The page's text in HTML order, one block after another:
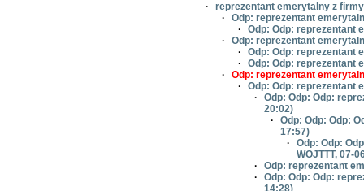
·
reprezentant emerytalny z
·
Odp: reprezentant
·
Odp: Odp: reprezentant
·
Odp: reprezentant
·
Odp: Odp: reprezentant
·
Odp: Odp: reprezentant
·
Odp: reprezentant
·
Odp: Odp: reprezentant
·
Odp: Odp: Odp:
20:02)
·
Odp: Odp: Odp:
17:57)
·
Odp: Odp:
WOJTTT, 07-
·
Odp: reprezentant
·
Odp: Odp: Odp:
14:28)